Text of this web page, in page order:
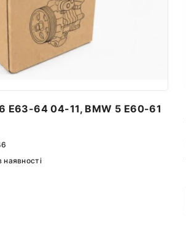
E63-64 04-11, BMW 5 E60-61